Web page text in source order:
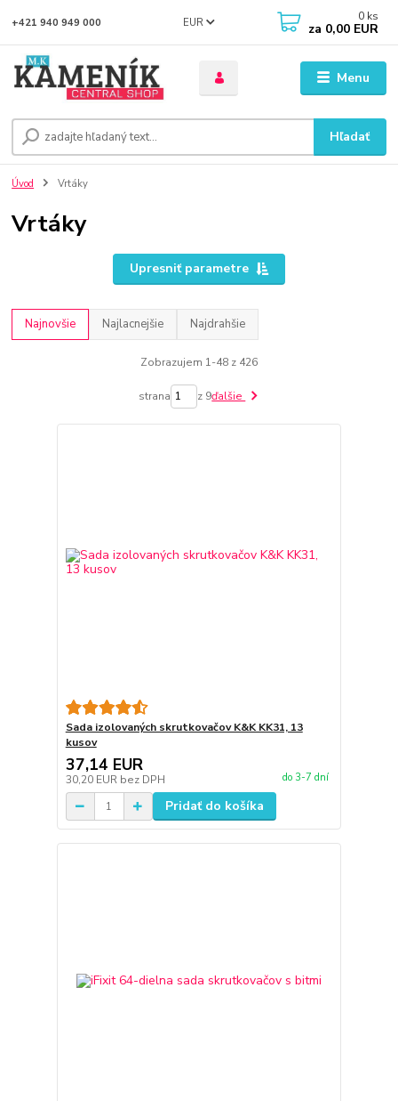
Menu
EUR
Hľadať
+421 940 949 000 0 ks
za 0,00 EUR
Úvod Vrtáky
Vrtáky
Upresniť parametre
Najnovšie Najlacnejšie Najdrahšie
Zobrazujem 1-48 z 426
strana z 9ďalšie
Sada izolovaných skrutkovačov K&K KK31, 13
kusov
37,14 EUR
30,20 EUR bez DPH do 3-7 dní
Pridať do košíka